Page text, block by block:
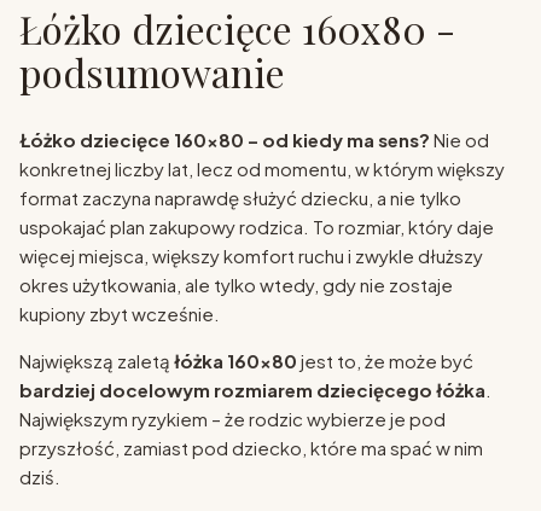
Łóżko dziecięce 160x80 -
podsumowanie
Łóżko dziecięce 160x80 – od kiedy ma sens? Nie od
konkretnej liczby lat, lecz od momentu, w którym większy
format zaczyna naprawdę służyć dziecku, a nie tylko
uspokajać plan zakupowy rodzica. To rozmiar, który daje
więcej miejsca, większy komfort ruchu i zwykle dłuższy
okres użytkowania, ale tylko wtedy, gdy nie zostaje
kupiony zbyt wcześnie.
Największą zaletą łóżka 160x80 jest to, że może być
bardziej docelowym rozmiarem dziecięcego łóżka
Największym ryzykiem – że rodzic wybierze je pod
przyszłość, zamiast pod dziecko, które ma spać w nim
dziś.